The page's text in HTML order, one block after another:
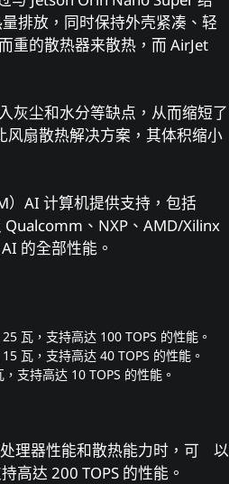
排放，同时保持外壳紧凑、轻
重的散热器来散热，而 AirJet
灰尘和水分等缺点，从而缩短了
风扇散热解决方案，其体积缩小
）AI 计算机提供支持，包括
Qualcomm、NXP、AMD/Xilinx
的全部性能。
瓦，支持高达 100 TOPS 的性能。
瓦，支持高达 40 TOPS 的性能。
支持高达 10 TOPS 的性能。
理器性能和散热能力时，可 以
高达 200 TOPS 的性能。